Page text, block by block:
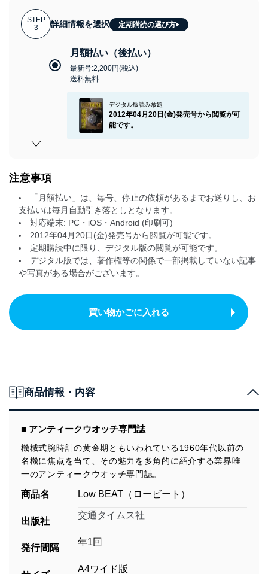
STEP
3
詳細情報を選択 定期購読の選び方
月額払い（後払い）
最新号:2,200円(税込)
送料無料
デジタル版読み放題
2012年04月20日(金)発売号から閲覧が可
能です。
注意事項
「月額払い」は、毎号、停止の依頼があるまでお送りし、お
支払いは毎月自動引き落としとなります。
対応端末: PC・iOS・Android (印刷可)
2012年04月20日(金)発売号から閲覧が可能です。
定期購読中に限り、デジタル版の閲覧が可能です。
デジタル版では、著作権等の関係で一部掲載していない記事
や写真がある場合がございます。
買い物かごに入れる
商品情報・内容
■ アンティークウオッチ専門誌
機械式腕時計の黄金期ともいわれている1960年代以前の
名機に焦点を当て、その魅力を多角的に紹介する業界唯
一のアンティークウオッチ専門誌。
商品名 Low BEAT（ロービート）
出版社
交通タイムス社
発行間隔
年1回
A4ワイド版